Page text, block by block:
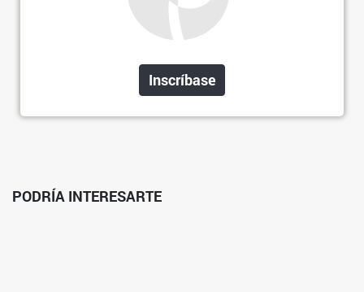
Inscríbase
PODRÍA INTERESARTE